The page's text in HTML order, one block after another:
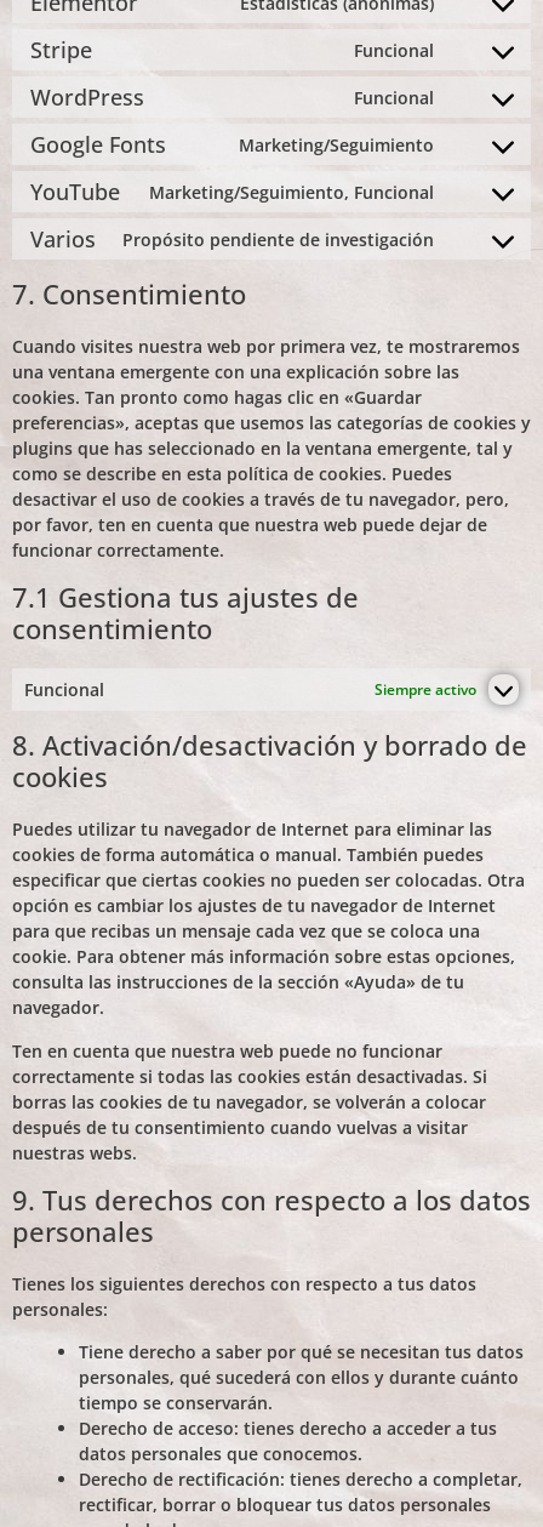
Stripe Funcional
WordPress Funcional
Google Fonts Marketing/Seguimiento
YouTube Marketing/Seguimiento, Funcional
Varios Propósito pendiente de investigación
7. Consentimiento
Cuando visites nuestra web por primera vez, te mostraremos
una ventana emergente con una explicación sobre las
cookies. Tan pronto como hagas clic en «Guardar
preferencias», aceptas que usemos las categorías de cookies y
plugins que has seleccionado en la ventana emergente, tal y
como se describe en esta política de cookies. Puedes
desactivar el uso de cookies a través de tu navegador, pero,
por favor, ten en cuenta que nuestra web puede dejar de
funcionar correctamente.
7.1 Gestiona tus ajustes de
consentimiento
Funcional Siempre activo
8. Activación/desactivación y borrado de
cookies
Puedes utilizar tu navegador de Internet para eliminar las
cookies de forma automática o manual. También puedes
especificar que ciertas cookies no pueden ser colocadas. Otra
opción es cambiar los ajustes de tu navegador de Internet
para que recibas un mensaje cada vez que se coloca una
cookie. Para obtener más información sobre estas opciones,
consulta las instrucciones de la sección «Ayuda» de tu
navegador.
Ten en cuenta que nuestra web puede no funcionar
correctamente si todas las cookies están desactivadas. Si
borras las cookies de tu navegador, se volverán a colocar
después de tu consentimiento cuando vuelvas a visitar
nuestras webs.
9. Tus derechos con respecto a los datos
personales
Tienes los siguientes derechos con respecto a tus datos
personales:
Tiene derecho a saber por qué se necesitan tus datos
personales, qué sucederá con ellos y durante cuánto
tiempo se conservarán.
Derecho de acceso: tienes derecho a acceder a tus
datos personales que conocemos.
Derecho de rectificación: tienes derecho a completar,
rectificar, borrar o bloquear tus datos personales